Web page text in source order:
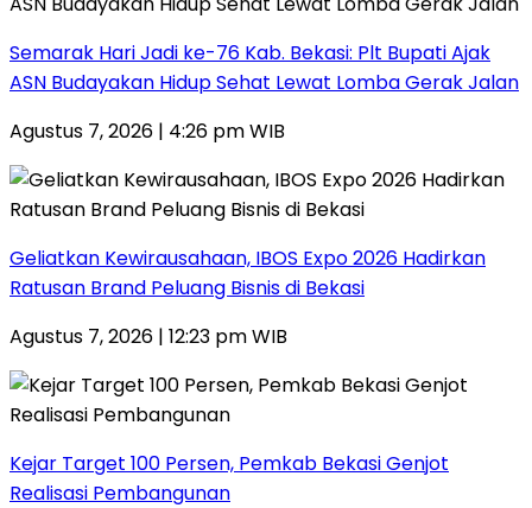
‎Semarak Hari Jadi ke-76 Kab. Bekasi: Plt Bupati Ajak
ASN Budayakan Hidup Sehat Lewat Lomba Gerak Jalan
Agustus 7, 2026 | 4:26 pm WIB
‎Geliatkan Kewirausahaan, IBOS Expo 2026 Hadirkan
Ratusan Brand Peluang Bisnis di Bekasi
Agustus 7, 2026 | 12:23 pm WIB
Kejar Target 100 Persen, Pemkab Bekasi Genjot
Realisasi Pembangunan